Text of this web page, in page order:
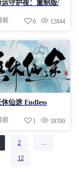
运守护夜：重制版/
版/Fate Stay night
官中免安装-官
量8GB
前 12844
0
休仙途 Endless
EndlessJourney》
君 Celestial
TENOKE镜像官
体|容量469MB
前 18700
1
第
2页 …
第
12页